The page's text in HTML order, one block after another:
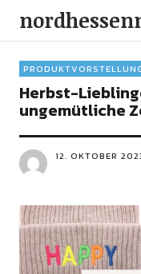
Herbst-
ungemütliche
12. OKTOBER